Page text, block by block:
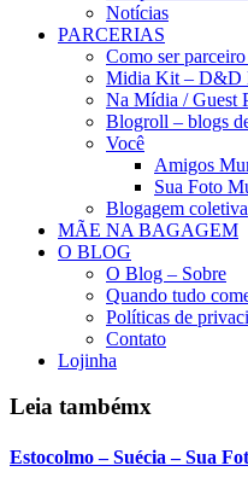
Notícias
PARCERIAS
Como ser
Midia Kit – D&D
Na Mídia / Guest
Blogroll – blogs
Você
Amigos
Sua Foto
Blogagem coletiva
MÃE NA BAGAGEM
O BLOG
O Blog – Sobre
Quando tudo
Políticas de
Contato
Lojinha
Leia tambémx
Estocolmo – Suécia – Sua